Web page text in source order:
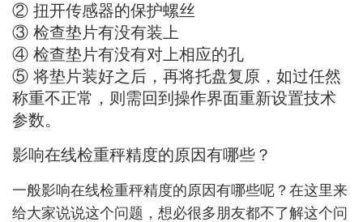
② 扭开传感器的保护螺丝
③ 检查垫片有没有装上
④ 检查垫片有没有对上相应的孔
⑤ 将垫片装好之后，再将托盘复原，如过任然
称重不正常，则需回到操作界面重新设置技术
参数。
影响在线检重秤精度的原因有哪些？
一般影响在线检重秤精度的原因有哪些呢？ 在这里来
给大家说说这个问题，想必很多朋友都不了解这个问